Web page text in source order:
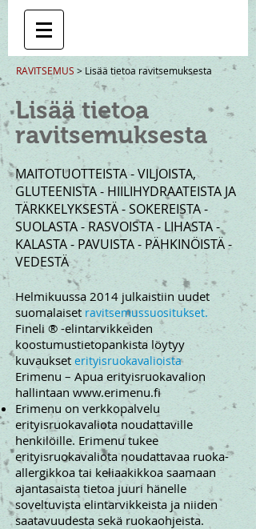
RAVITSEMUS > Lisää tietoa ravitsemuksesta
Lisää tietoa
ravitsemuksesta
MAITOTUOTTEISTA - VILJOISTA,
GLUTEENISTA - HIILIHYDRAATEISTA JA
TÄRKKELYKSESTÄ - SOKEREISTA -
SUOLASTA - RASVOISTA - LIHASTA -
KALASTA - PAVUISTA - PÄHKINÖISTÄ -
VEDESTÄ
Helmikuussa 2014 julkaistiin uudet
suomalaiset ravitsemussuositukset.
Fineli ® -elintarvikkeiden
koostumustietopankista löytyy
kuvaukset erityisruokavalioista
Erimenu – Apua erityisruokavalion
hallintaan www.erimenu.fi
Erimenu on verkkopalvelu
erityisruokavaliota noudattaville
henkilöille. Erimenu tukee
erityisruokavaliota noudattavaa ruoka-
allergikkoa tai keliaakikkoa saamaan
ajantasaista tietoa juuri hänelle
soveltuvista elintarvikkeista ja niiden
saatavuudesta sekä ruokaohjeista.